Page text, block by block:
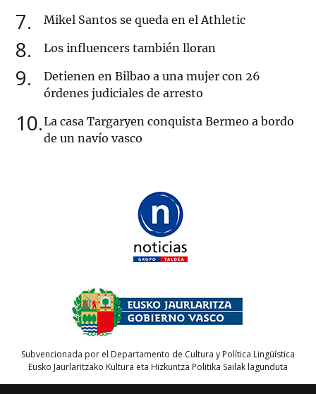
7 Mikel Santos se queda en el Athletic
8 Los influencers también lloran
9
Detienen en Bilbao a una mujer con 26
órdenes judiciales de arresto
10 La casa Targaryen conquista Bermeo a bordo
de un navío vasco
Subvencionada por el Departamento de Cultura y Política Lingüística
Eusko Jaurlaritzako Kultura eta Hizkuntza Politika Sailak lagunduta